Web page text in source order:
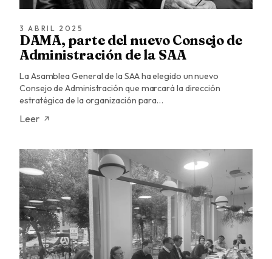
3 ABRIL 2025
DAMA, parte del nuevo Consejo de
Administración de la SAA
La Asamblea General de la SAA ha elegido un nuevo
Consejo de Administración que marcará la dirección
estratégica de la organización para…
Leer